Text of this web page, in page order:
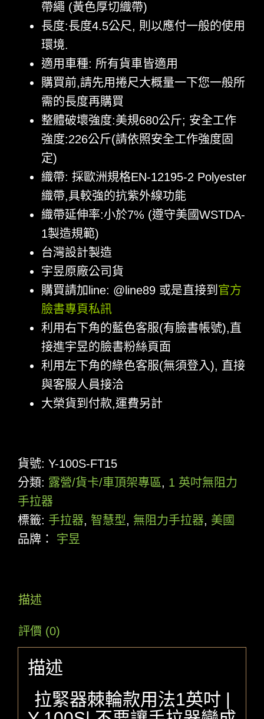
帶繩 (黃色厚切織帶)
長度:長度4.5公尺, 則以應付一般的使用
環境.
適用車種: 所有貨車皆適用
購買前,請先用捲尺大概量一下您一般所
需的長度再購買
整體破壞強度:美規680公斤; 安全工作
強度:226公斤(請依照安全工作強度固
定)
織帶: 採歐洲規格EN-12195-2 Polyester
織帶,具較強的抗紫外線功能
織帶延伸率:小於7% (遵守美國WSTDA-
1製造規範)
台灣設計製造
宇昱原廠公司貨
購買請加line: @line89 或是直接到 官方
臉書專頁私訊
利用右下角的藍色客服(有臉書帳號),直
接進宇昱的臉書粉絲頁面
利用左下角的綠色客服(無須登入), 直接
與客服人員接洽
大榮貨到付款,運費另計
貨號: Y-100S-FT15
分類: 露營/貨卡/車頂架專區, 1 英吋無阻力
手拉器
標籤: 手拉器, 智慧型, 無阻力手拉器, 美國
品牌： 宇昱
描述
評價 (0)
描述
拉緊器棘輪款用法1英吋 |